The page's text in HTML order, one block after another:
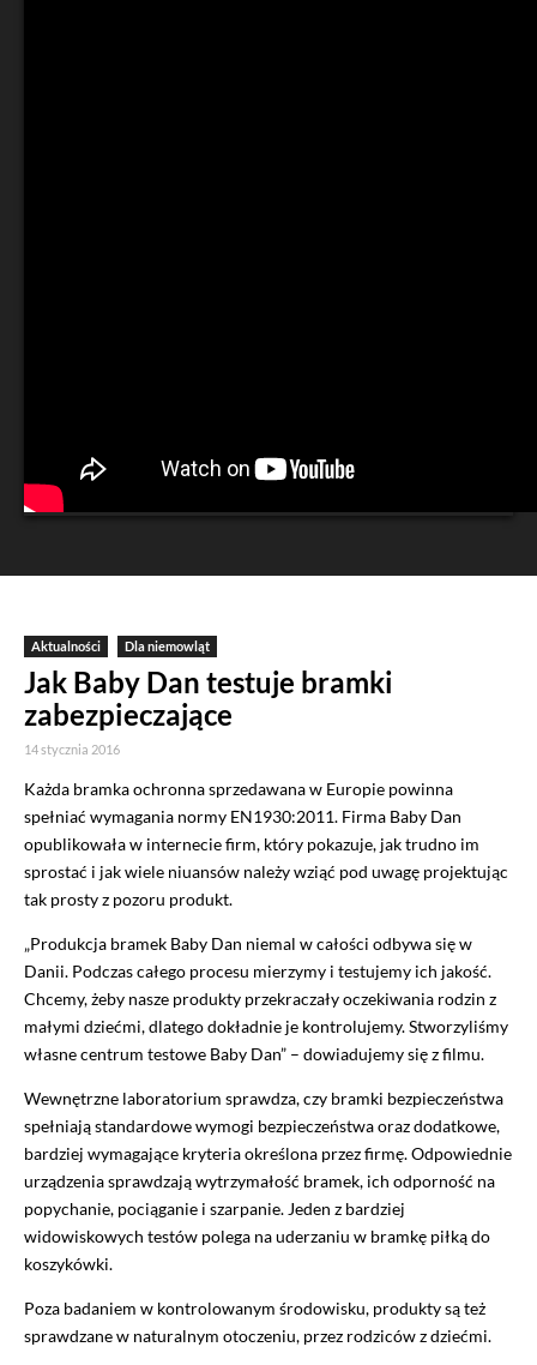
Aktualności Dla niemowląt
Jak Baby Dan testuje bramki
zabezpieczające
14 stycznia 2016
Każda bramka ochronna sprzedawana w Europie powinna
spełniać wymagania normy EN1930:2011. Firma Baby Dan
opublikowała w internecie firm, który pokazuje, jak trudno im
sprostać i jak wiele niuansów należy wziąć pod uwagę projektując
tak prosty z pozoru produkt.
„Produkcja bramek Baby Dan niemal w całości odbywa się w
Danii. Podczas całego procesu mierzymy i testujemy ich jakość.
Chcemy, żeby nasze produkty przekraczały oczekiwania rodzin z
małymi dziećmi, dlatego dokładnie je kontrolujemy. Stworzyliśmy
własne centrum testowe Baby Dan” – dowiadujemy się z filmu.
Wewnętrzne laboratorium sprawdza, czy bramki bezpieczeństwa
spełniają standardowe wymogi bezpieczeństwa oraz dodatkowe,
bardziej wymagające kryteria określona przez firmę. Odpowiednie
urządzenia sprawdzają wytrzymałość bramek, ich odporność na
popychanie, pociąganie i szarpanie. Jeden z bardziej
widowiskowych testów polega na uderzaniu w bramkę piłką do
koszykówki.
Poza badaniem w kontrolowanym środowisku, produkty są też
sprawdzane w naturalnym otoczeniu, przez rodziców z dziećmi.